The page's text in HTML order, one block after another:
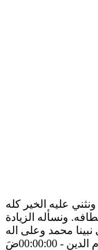
عليه الخير كله
ونسأله الزيادة
محمد وعلى اله
الدين - 00:00:00 ضَ